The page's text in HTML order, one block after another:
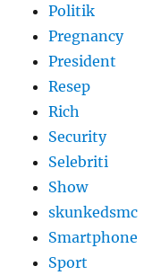
Politik
Pregnancy
President
Resep
Rich
Security
Selebriti
Show
skunkedsmc
Smartphone
Sport